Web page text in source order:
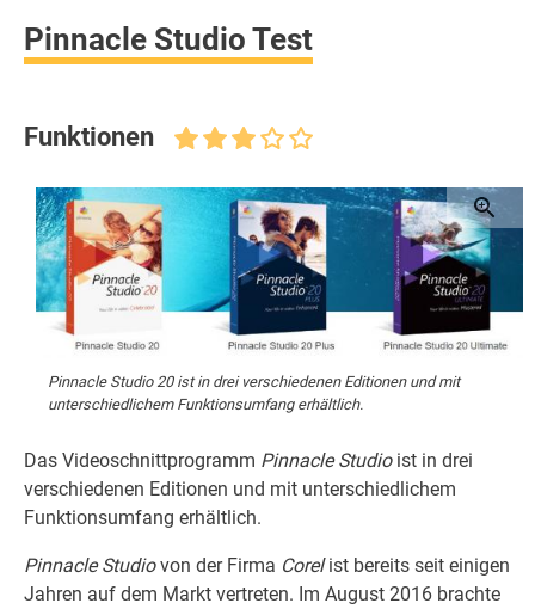
Pinnacle Studio Test
Funktionen
Pinnacle Studio 20 ist in drei verschiedenen Editionen und mit
unterschiedlichem Funktionsumfang erhältlich.
Das Videoschnittprogramm Pinnacle Studioist in drei
verschiedenen Editionen und mit unterschiedlichem
Funktionsumfang erhältlich.
Pinnacle Studiovon der Firma Corelist bereits seit einigen
Jahren auf dem Markt vertreten. Im August 2016 brachte